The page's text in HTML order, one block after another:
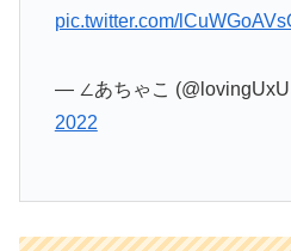
pic.twitter.com/
— ∠あちゃこ
2022